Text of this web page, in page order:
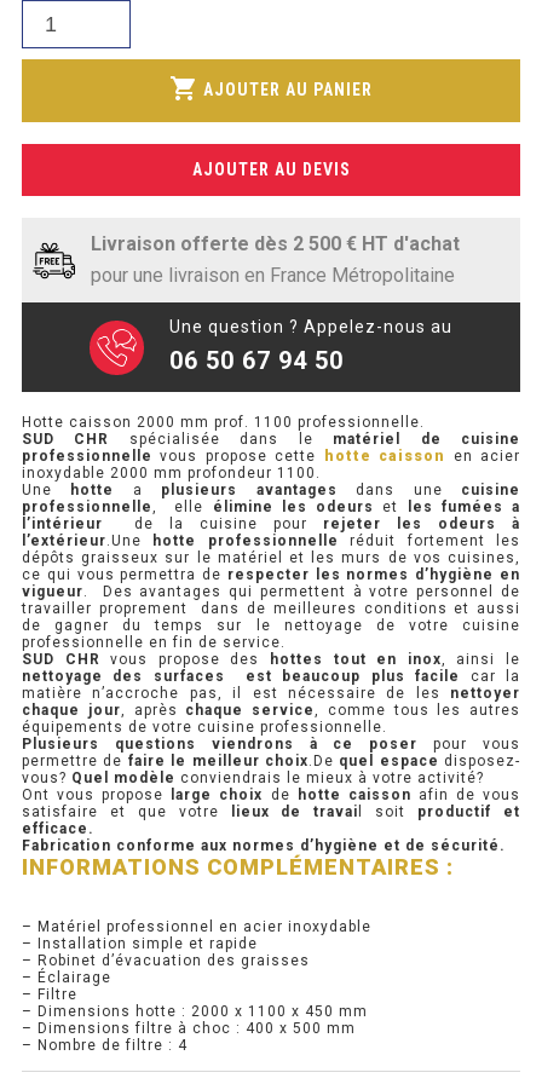
SOUBASSEMENT RÉFRIGÉRÉ
TABLE DE PRÉPARATION
SALADETTE COMPACTE
SALADETTE COMPACTE VITRÉE
SALADETTE 800 VITRÉE
MEUBLE À PIZZA COMPACT
MEUBLE À PIZZA
PRÉSENTOIR À INGRÉDIENTS
PROFONDEUR 300 VITRÉE
PROFONDEUR 400 VITRÉE
PROFONDEUR 300 INOX
PROFONDEUR 400 INOX
ARMOIRE RÉFRIGÉRÉE
RÉFRIGÉRATEUR
RÉFRIGÉRATEUR VITRÉ
RÉFRI / CONGÉL BOULANGERIE
588,79€.
actuel
est :
290,00€.
2000
shopping_cart AJOUTER AU PANIER
AJOUTER AU DEVIS
Livraison offerte dès 2 500 € HT d'achat
pour une livraison en France Métropolitaine
Une question ? Appelez-nous au
06 50 67 94 50
Hotte caisson 2000 mm prof. 1100 professionnelle.
SUD CHR
spécialisée dans le matériel de cuisine
professionnelle vous propose cette hotte caisson
en acier
inoxydable 2000 mm profondeur 1100.
Une
hotte a plusieurs avantages dans une cuisine
professionnelle, elle élimine les odeurs et
les fumées a
l’intérieur de la cuisine pour rejeter les odeurs à
l’extérieur.Une hotte professionnelleréduit fortement les
dépôts graisseux sur le matériel et les murs de vos cuisines,
ce qui vous permettra de respecter les normes d’hygiène en
vigueur. Des avantages qui permettent à votre personnel de
travailler proprement dans de meilleures conditions et aussi
de gagner du temps sur le nettoyage de votre cuisine
professionnelle en fin de service.
SUD CHR
vous propose des hottes tout en inox, ainsi le
nettoyage des surfaces est beaucoup plus facile
car la
matière n’accroche pas, il est nécessaire de les nettoyer
chaque jour, après chaque service, comme tous les autres
équipements de votre cuisine professionnelle.
Plusieurs questions viendrons à ce poser pour vous
permettre de faire le meilleur choix.De quel espace disposez-
vous? Quel modèle conviendrais le mieux à votre activité?
Ont vous propose
large choix de hotte caisson afin de vous
satisfaire et que votre lieux de travai l soit productif et
efficace.
Fabrication conforme aux normes d’hygiène et de sécurité.
INFORMATIONS COMPLÉMENTAIRES :
– Matériel professionnel en acier inoxydable
– Installation simple et rapide
– Robinet d’évacuation des graisses
– Éclairage
– Filtre
– Dimensions hotte : 2000 x 1100 x 450 mm
– Dimensions filtre à choc : 400 x 500 mm
– Nombre de filtre : 4